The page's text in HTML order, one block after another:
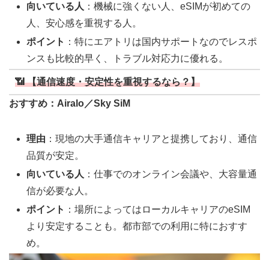
向いている人 ：機械に強くない人、eSIMが初めての
人、安心感を重視する人。
ポイント ：特にエアトリは国内サポートなのでレスポ
ンスも比較的早く、トラブル対応力に優れる。
📶 【通信速度・安定性を重視するなら？】
おすすめ：Airalo／Sky SiM
理由 ：現地の大手通信キャリアと提携しており、通信
品質が安定。
向いている人 ：仕事でのオンライン会議や、大容量通
信が必要な人。
ポイント ：場所によってはローカルキャリアのeSIM
より安定することも。都市部での利用に特におすす
め。